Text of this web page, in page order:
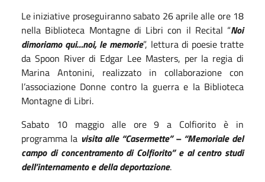
Le iniziative proseguiranno sabato 26 aprile alle ore 18
nella Biblioteca Montagne di Libri con il Recital “Noi
dimoriamo qui…noi, le memorie”, lettura di poesie tratte
da Spoon River di Edgar Lee Masters, per la regia di
Marina Antonini, realizzato in collaborazione con
l’associazione Donne contro la guerra e la Biblioteca
Montagne di Libri.
Sabato 10 maggio alle ore 9 a Colfiorito è in
programma la visita alle “Casermette” – “Memoriale del
campo di concentramento di Colfiorito” e al centro studi
dell’internamento e della deportazione.